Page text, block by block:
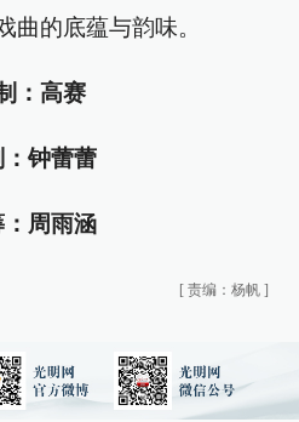
曲的底蕴与韵味。
：高赛
钟蕾蕾
周雨涵
[ 责编：杨帆 ]